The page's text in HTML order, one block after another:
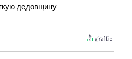
дедовщину